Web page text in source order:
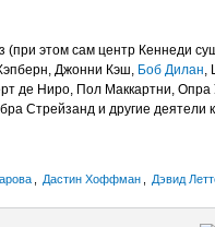
этом сам центр Кеннеди
Джонни Кэш, Боб Дилан,
де Ниро, Пол Маккартни,
Стрейзанд и другие деятели
Дастин Хоффман Дэвид